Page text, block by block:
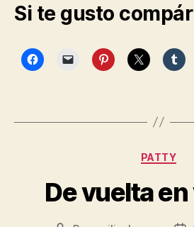
Si te gusto
PATTY
De vuelta